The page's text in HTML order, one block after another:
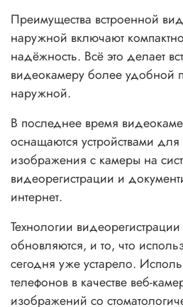
Преимущества встроенной
наружной включают
надёжность. Всё это делает
видеокамеру более удобной
наружной.
В последнее время
оснащаются устройствами
изображения с камеры на
видеорегистрации и
интернет.
Технологии
обновляются, и то, что
сегодня уже устарело.
телефонов в качестве веб-
изображений со